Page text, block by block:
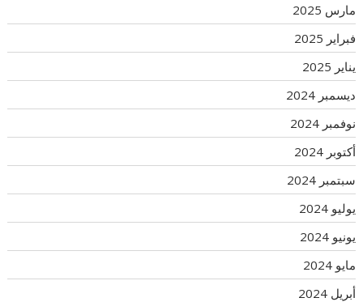
مارس 2025
فبراير 2025
يناير 2025
ديسمبر 2024
نوفمبر 2024
أكتوبر 2024
سبتمبر 2024
يوليو 2024
يونيو 2024
مايو 2024
أبريل 2024